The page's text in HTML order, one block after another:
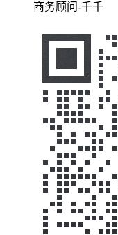
商务顾问-千千